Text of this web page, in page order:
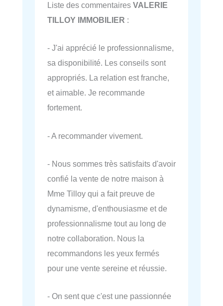
Liste des commentaires VALERIE
TILLOY IMMOBILIER :
- J'ai apprécié le professionnalisme,
sa disponibilité. Les conseils sont
appropriés. La relation est franche,
et aimable. Je recommande
fortement.
- A recommander vivement.
- Nous sommes très satisfaits d'avoir
confié la vente de notre maison à
Mme Tilloy qui a fait preuve de
dynamisme, d'enthousiasme et de
professionnalisme tout au long de
notre collaboration. Nous la
recommandons les yeux fermés
pour une vente sereine et réussie.
- On sent que c'est une passionnée